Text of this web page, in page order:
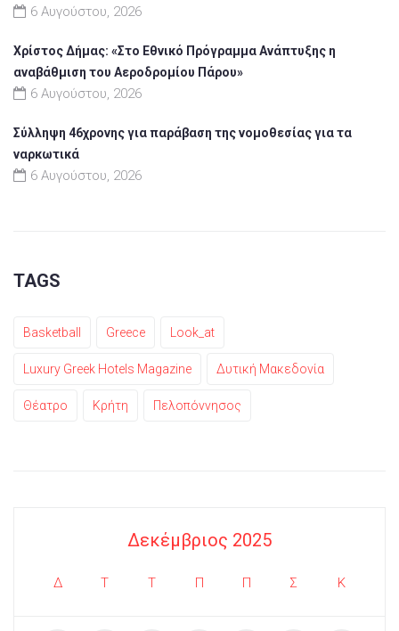
6 Αυγούστου, 2026
Χρίστος Δήμας: «Στο Εθνικό Πρόγραμμα Ανάπτυξης η
αναβάθμιση του Αεροδρομίου Πάρου»
6 Αυγούστου, 2026
Σύλληψη 46χρονης για παράβαση της νομοθεσίας για τα
ναρκωτικά
6 Αυγούστου, 2026
TAGS
Basketball Greece Look_at
Luxury Greek Hotels Magazine Δυτική Μακεδονία
Θέατρο Κρήτη Πελοπόννησος
Δεκέμβριος 2025
Δ Τ Τ Π Π Σ Κ